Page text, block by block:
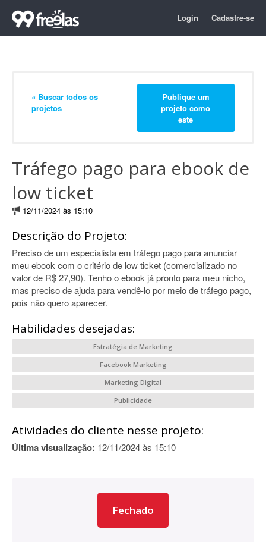
Login Cadastre-se
« Buscar todos os
projetos
Publique um
projeto como
este
Tráfego pago para ebook de
low ticket
12/11/2024 às 15:10
Descrição do Projeto:
Preciso de um especialista em tráfego pago para anunciar
meu ebook com o critério de low ticket (comercializado no
valor de R$ 27,90). Tenho o ebook já pronto para meu nicho,
mas preciso de ajuda para vendê-lo por meio de tráfego pago,
pois não quero aparecer.
Habilidades desejadas:
Estratégia de Marketing
Facebook Marketing
Marketing Digital
Publicidade
Atividades do cliente nesse projeto:
Última visualização: 12/11/2024 às 15:10
Fechado